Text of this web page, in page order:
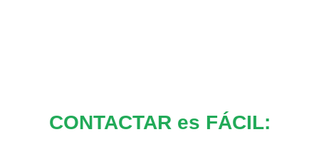
CONTACTAR es FÁCIL: